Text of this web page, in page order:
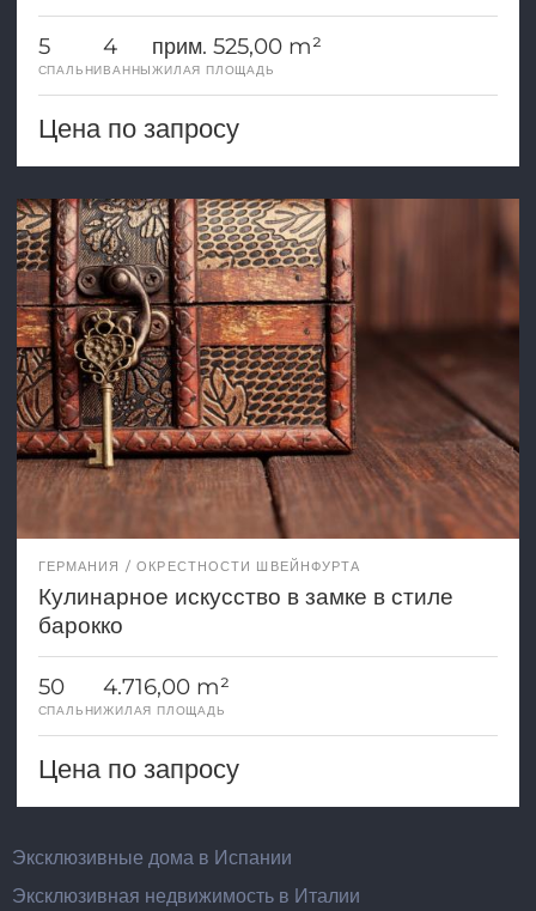
5
СПАЛЬНИ
4
ВАННЫ
прим. 525,00 m²
ЖИЛАЯ ПЛОЩАДЬ
Цена по запросу
ГЕРМАНИЯ ОКРЕСТНОСТИ ШВЕЙНФУРТА
Кулинарное искусство в замке в стиле
барокко
50
СПАЛЬНИ
4.716,00 m²
ЖИЛАЯ ПЛОЩАДЬ
Цена по запросу
Эксклюзивные дома в Испании
Эксклюзивная недвижимость в Италии